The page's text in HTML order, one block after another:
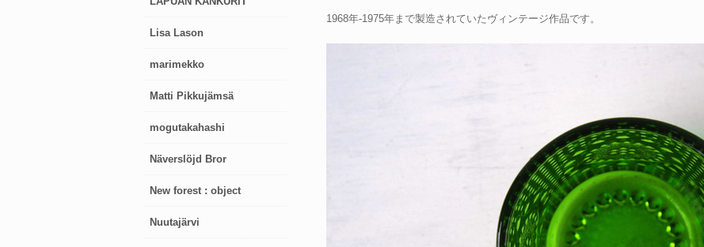
1968年-1975年まで製造されていたヴィンテージ作品です。
Lisa Lason
marimekko
Matti Pikkujämsä
mogutakahashi
Näverslöjd Bror
New forest : object
Nuutajärvi